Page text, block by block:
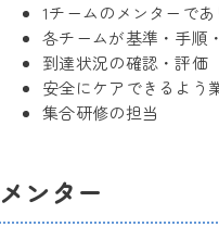
1チームのメンターで
各チームが基準・手順
到達状況の確認・評価
安全にケアできるよう
集合研修の担当
メンター